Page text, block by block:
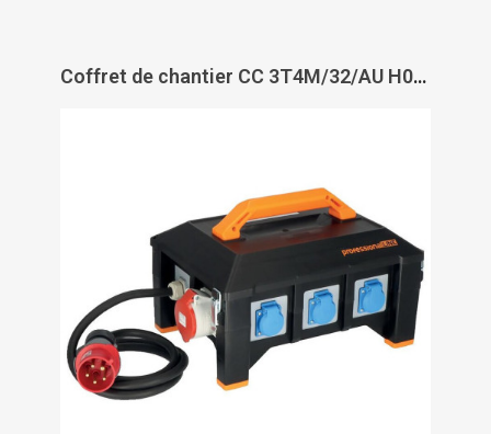
Coffret de chantier CC 3T4M/32/AU H07RN-F 5G4.0 - BRENNENSTUHL